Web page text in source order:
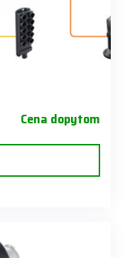
Cena dopytom